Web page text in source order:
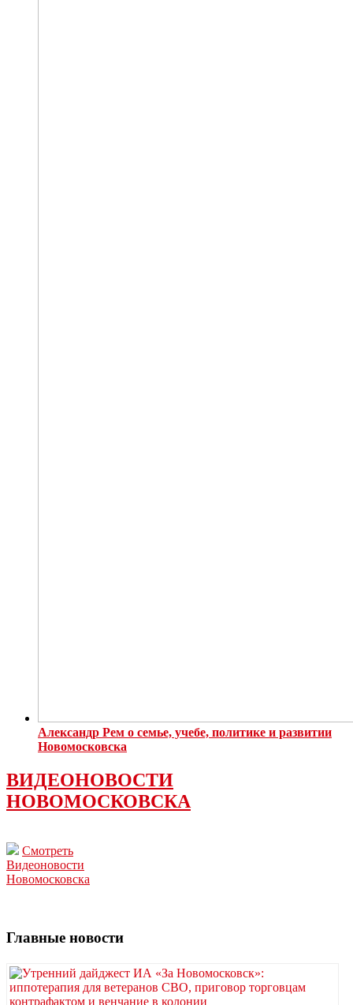
Александр Рем о семье, учебе, политике и развитии
Новомосковска
ВИДЕОНОВОСТИ
НОВОМОСКОВСКА
Смотреть
Видеоновости
Новомосковска
Главные новости